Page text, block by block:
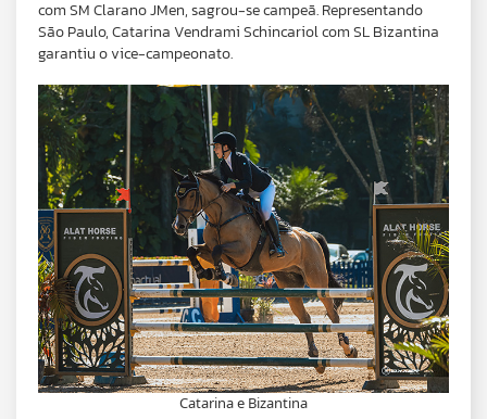
com SM Clarano JMen, sagrou-se campeã. Representando
São Paulo, Catarina Vendrami Schincariol com SL Bizantina
garantiu o vice-campeonato.
Catarina e Bizantina